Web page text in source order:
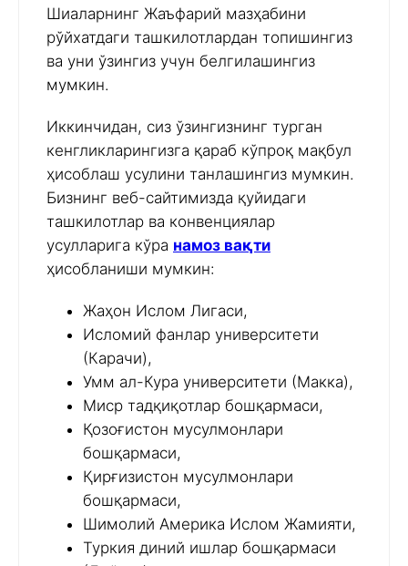
Шиаларнинг Жаъфарий мазҳабини
рўйхатдаги ташкилотлардан топишингиз
ва уни ўзингиз учун белгилашингиз
мумкин.
Иккинчидан, сиз ўзингизнинг турган
кенгликларингизга қараб кўпроқ мақбул
ҳисоблаш усулини танлашингиз мумкин.
Бизнинг веб-сайтимизда қуйидаги
ташкилотлар ва конвенциялар
усулларига кўра намоз вақти
ҳисобланиши мумкин:
Жаҳон Ислом Лигаси,
Исломий фанлар университети
(Карачи),
Умм ал-Кура университети (Макка),
Миср тадқиқотлар бошқармаси,
Қозоғистон мусулмонлари
бошқармаси,
Қирғизистон мусулмонлари
бошқармаси,
Шимолий Америка Ислом Жамияти,
Туркия диний ишлар бошқармаси